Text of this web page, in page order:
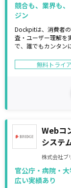
競合も、業界も
ジン
Dockpitは、消費者
査・ユーザー理解を
で、誰でもカンタン
ます。 無料トライ
Webコ
システ
株式会社ブ
官公庁・病院・
広い実績あり